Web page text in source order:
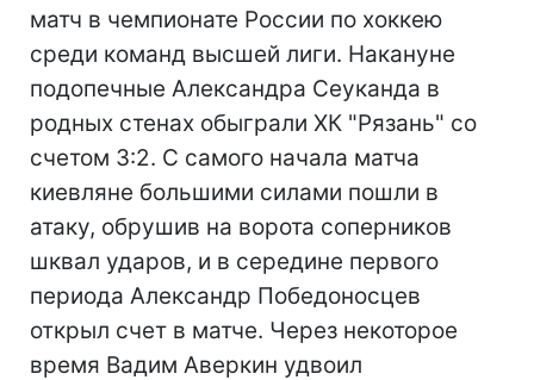
матч в чемпионате России по хоккею
среди команд высшей лиги. Накануне
подопечные Александра Сеуканда в
родных стенах обыграли ХК "Рязань" со
счетом 3:2. С самого начала матча
киевляне большими силами пошли в
атаку, обрушив на ворота соперников
шквал ударов, и в середине первого
периода Александр Победоносцев
открыл счет в матче. Через некоторое
время Вадим Аверкин удвоил